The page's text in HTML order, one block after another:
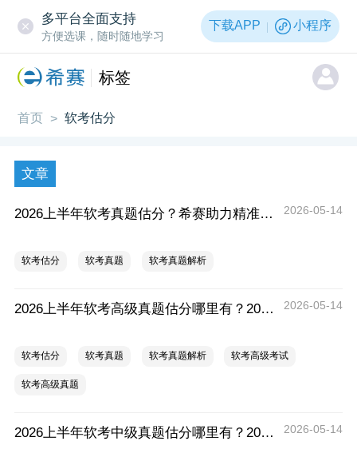
多平台全面支持
方便选课，随时随地学习
下载APP 小程序
标签
首页 > 软考估分
文章
2026上半年软考真题估分？希赛助力精准评估！ 2026-05-14
软考估分 软考真题 软考真题解析
2026上半年软考高级真题估分哪里有？2026上半年软考高级真题估分 2026-05-14
软考估分 软考真题 软考真题解析 软考高级考试
软考高级真题
2026上半年软考中级真题估分哪里有？2026上半年软考中级真题估分 2026-05-14